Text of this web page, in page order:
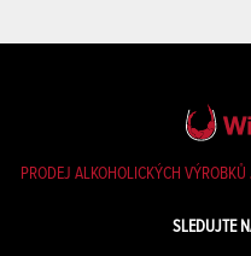
PRODEJ ALKOHOLICKÝCH
SLEDUJTE